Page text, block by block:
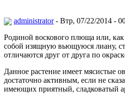
administrator- Втр, 07/22/2014 -
Родиной воскового плюща или, как
собой изящную вьющуюся лиану,
отличаются друг от друга по
Данное растение имеет мясистые
достаточно активным, если не
имеющих приятный, сладковатый